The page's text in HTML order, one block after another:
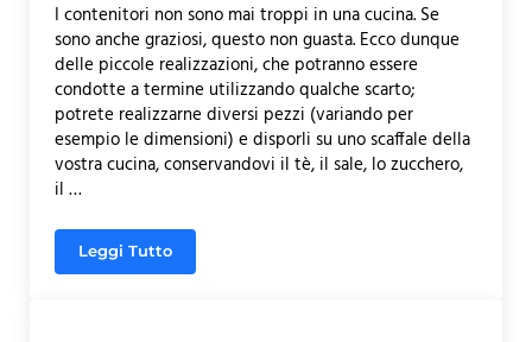
I contenitori non sono mai troppi in una cucina. Se
sono anche graziosi, questo non guasta. Ecco dunque
delle piccole realizzazioni, che potranno essere
condotte a termine utilizzando qualche scarto;
potrete realizzarne diversi pezzi (variando per
esempio le dimensioni) e disporli su uno scaffale della
vostra cucina, conservandovi il tè, il sale, lo zucchero,
il …
Leggi TuttoCome Realizzare Contenitori per Cucina